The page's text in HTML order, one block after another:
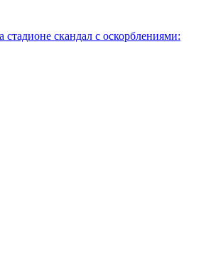
скандал с оскорблениями: